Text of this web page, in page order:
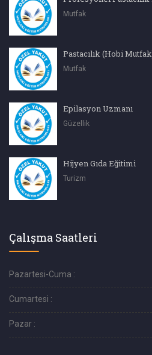
Mutfak
Pastacılık (Hobi
Mutfak
Epilasyon Uzmanı
Güzellik
Hijyen Gıda Eğitimi
Turizm
Çalışma Saatleri
Pazartesi-Cuma :
Cumartesi :
Pazar :